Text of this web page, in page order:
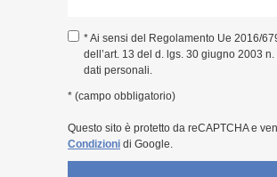
* Ai sensi del Regolamento Ue 2016/
dell’art. 13 del d. lgs. 30 giugno 2003
dati personali.
* (campo obbligatorio)
Questo sito è protetto da reCAPTCHA e
Condizioni di Google.